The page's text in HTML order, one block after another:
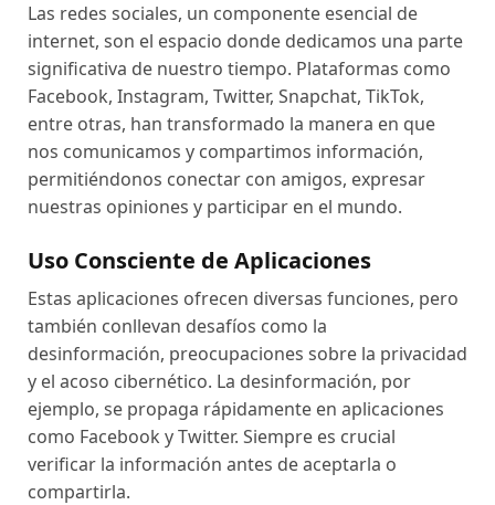
Las redes sociales, un componente esencial de
internet, son el espacio donde dedicamos una parte
significativa de nuestro tiempo. Plataformas como
Facebook, Instagram, Twitter, Snapchat, TikTok,
entre otras, han transformado la manera en que
nos comunicamos y compartimos información,
permitiéndonos conectar con amigos, expresar
nuestras opiniones y participar en el mundo.
Uso Consciente de Aplicaciones
Estas aplicaciones ofrecen diversas funciones, pero
también conllevan desafíos como la
desinformación, preocupaciones sobre la privacidad
y el acoso cibernético. La desinformación, por
ejemplo, se propaga rápidamente en aplicaciones
como Facebook y Twitter. Siempre es crucial
verificar la información antes de aceptarla o
compartirla.